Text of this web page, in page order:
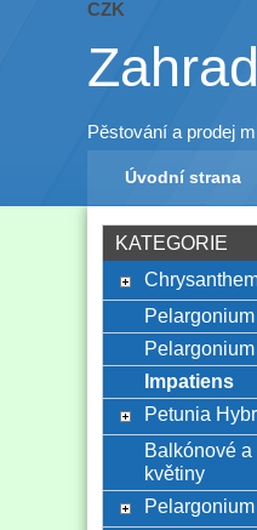
CZK
Pěstování a prodej
Úvodní strana
KATEGORIE
Impatiens
Petunia
Balkónové
květiny